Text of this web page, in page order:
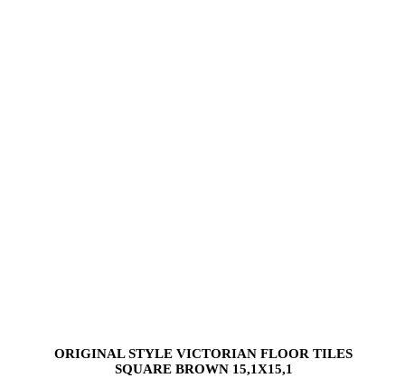
ORIGINAL STYLE VICTORIAN FLOOR TILES
SQUARE BROWN 15,1X15,1